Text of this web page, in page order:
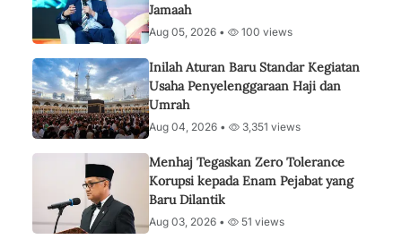
Jamaah
Aug 05, 2026 • 100 views
Inilah Aturan Baru Standar Kegiatan
Usaha Penyelenggaraan Haji dan
Umrah
Aug 04, 2026 • 3,351 views
Menhaj Tegaskan Zero Tolerance
Korupsi kepada Enam Pejabat yang
Baru Dilantik
Aug 03, 2026 • 51 views